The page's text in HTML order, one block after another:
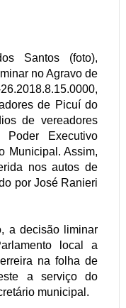
Santos (foto),
no Agravo de
de Picuí do
de vereadores
Poder Executivo
Municipal. Assim,
nos autos de
por José Ranieri
a decisão liminar
local a
na folha de
a serviço do
municipal.